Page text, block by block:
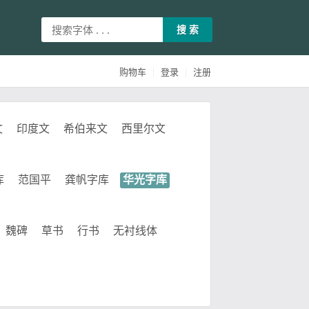
搜 索
购物车 登录 注册
印度文 希伯来文 西里尔文
范国平 龚帆字库 华光字库
魏碑 草书 行书 无衬线体